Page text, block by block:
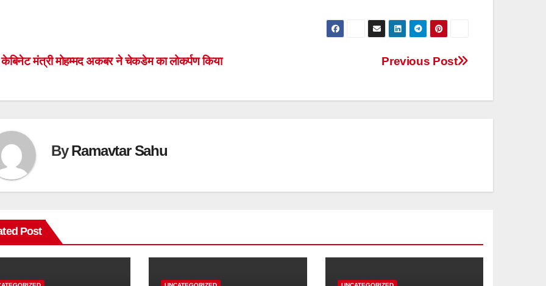
Previous Post
केबिनेट मंत्री मोहम्मद अकबर ने चेकडेम का लोकर्पण किया
ByRamavtar Sahu
Post